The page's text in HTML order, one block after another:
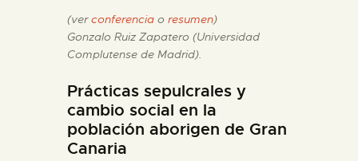
(verconferencia o resumen)
Gonzalo Ruiz Zapatero (Universidad
Complutense de Madrid).
Prácticas sepulcrales y
cambio social en la
población aborigen de Gran
Canaria